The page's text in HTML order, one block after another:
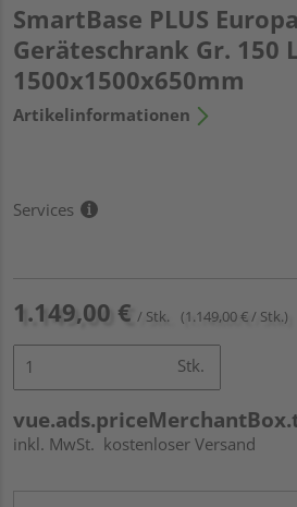
SmartBase PLUS
Geräteschrank Gr. 150
1500x1500x650mm
Artikelinformationen
Services
1.149,00 € / Stk. (1.149,00 € / Stk.)
Stk.
inkl. MwSt. kostenloser Versand